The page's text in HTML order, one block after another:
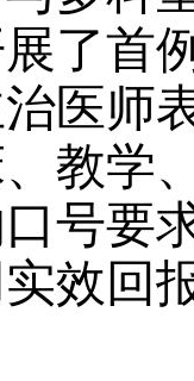
了首
医师
、教学
号要
效回